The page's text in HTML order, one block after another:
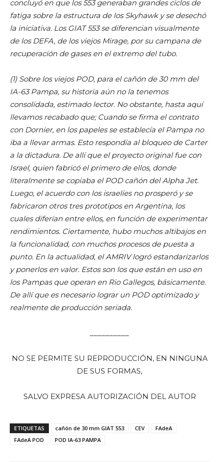
concluyó en que los 553 generaban grandes ciclos de
fatiga sobre la estructura de los Skyhawk y se desechó
la iniciativa. Los GIAT 553 se diferencian visualmente
de los DEFA, de los viejos Mirage, por su campana de
recuperación de gases en el extremo del tubo.
(1) Sobre los viejos POD, para el cañón de 30 mm del
IA-63 Pampa, su historia aún no la tenemos
consolidada, estimado lector. No obstante, hasta aquí
llevamos recabado que; Cuando se firma el contrato
con Dornier, en los papeles se establecía el Pampa no
iba a llevar armas. Esto respondía al bloqueo de Carter
a la dictadura. De allí que el proyecto original fue con
Israel, quien fabricó el primero de ellos, donde
literalmente se copiaba el POD cañón del Alpha Jet.
Luego, el acuerdo con los israelíes no prosperó y se
fabricaron otros tres prototipos en Argentina, los
cuales diferían entre ellos, en función de experimentar
rendimientos. Ciertamente, hubo muchos altibajos en
la funcionalidad, con muchos procesos de puesta a
punto. En la actualidad, el AMRIV logró estandarizarlos
y ponerlos en valor. Estos son los que están en uso en
los Pampas que operan en Rio Gallegos, básicamente.
De allí que es necesario lograr un POD optimizado y
realmente de producción seriada.
NO SE PERMITE SU REPRODUCCIÓN, EN NINGUNA
DE SUS FORMAS,
SALVO EXPRESA AUTORIZACIÓN DEL AUTOR
ETIQUETAS cañón de 30 mm GIAT 553 CEV
FAdeA
FAdeA POD
POD IA-63 PAMPA